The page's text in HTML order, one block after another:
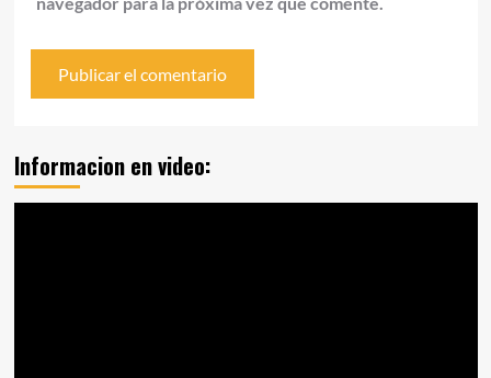
Informacion en video: